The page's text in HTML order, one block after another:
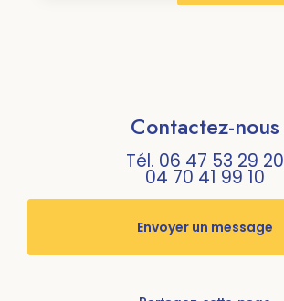
Contactez-nous
Tél. 06 47 53 29 20
04 70 41 99 10
Envoyer un message